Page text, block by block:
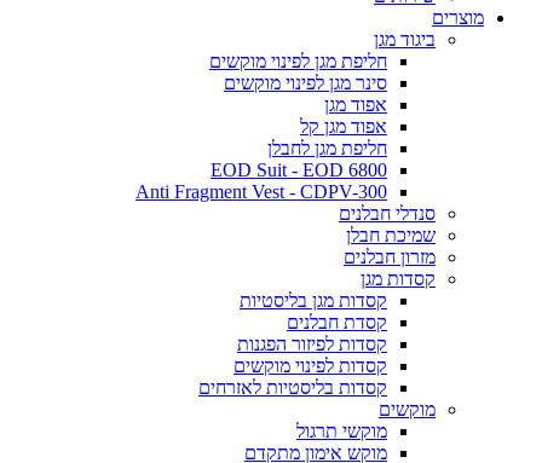
מוצרים
ביגוד מגן
חליפת מגן לפינוי מוקשים
סינר מגן לפינוי מוקשים
אפוד מגן
אפוד מגן קל
חליפת מגן לחבלן
EOD Suit - EOD 6800
Anti Fragment Vest - CDPV-300
סנדלי חבלנים
שמיכת חבלן
מזרון חבלנים
קסדות מגן
קסדות מגן בליסטיות
קסדת חבלנים
קסדות לפיזור הפגנות
קסדות לפינוי מוקשים
קסדות בליסטיות לאזרחים
מוקשים
מוקשי תרגול
מוקש אימון מתקדם